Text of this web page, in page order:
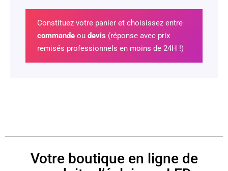
Constituez votre panier et choisissez entre
commandeou devis (réponse avec prix
remisés professionnels en moins de 24H !)
Votre boutique en ligne de